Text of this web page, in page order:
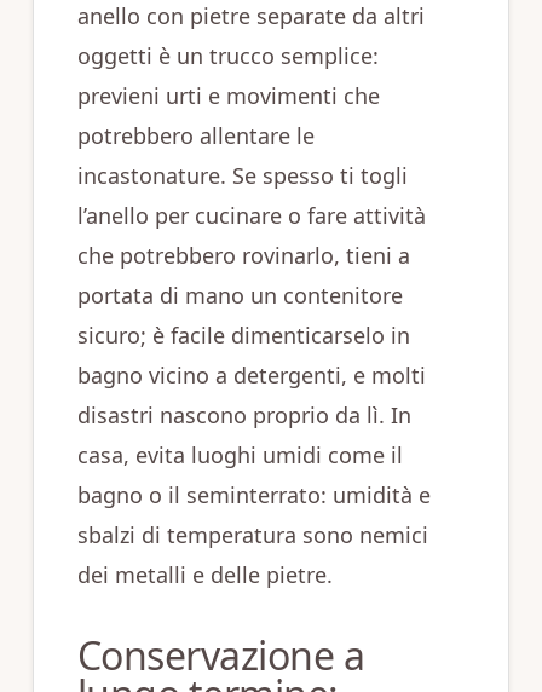
anello con pietre separate da altri
oggetti è un trucco semplice:
previeni urti e movimenti che
potrebbero allentare le
incastonature. Se spesso ti togli
l’anello per cucinare o fare attività
che potrebbero rovinarlo, tieni a
portata di mano un contenitore
sicuro; è facile dimenticarselo in
bagno vicino a detergenti, e molti
disastri nascono proprio da lì. In
casa, evita luoghi umidi come il
bagno o il seminterrato: umidità e
sbalzi di temperatura sono nemici
dei metalli e delle pietre.
Conservazione a